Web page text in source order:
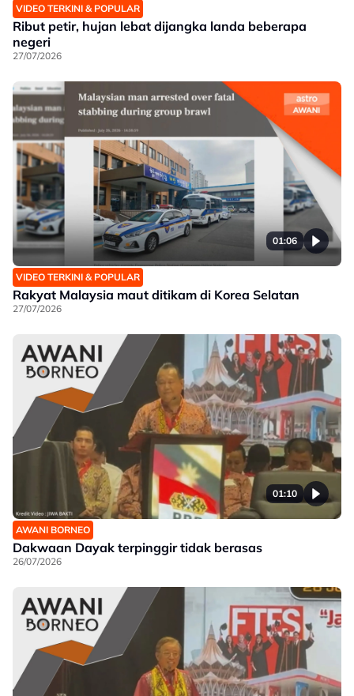
VIDEO TERKINI & POPULAR
Ribut petir, hujan lebat dijangka landa beberapa
negeri
27/07/2026
01:06
VIDEO TERKINI & POPULAR
Rakyat Malaysia maut ditikam di Korea Selatan
27/07/2026
01:10
AWANI BORNEO
Dakwaan Dayak terpinggir tidak berasas
26/07/2026